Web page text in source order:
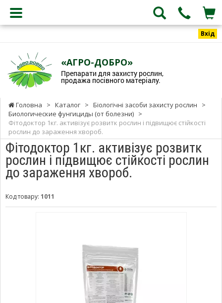
Вхід
«АГРО-ДОБРО»
Препарати для захисту рослин,
продажа посівного матеріалу.
Головна > Каталог > Біологічні засоби захисту рослин
>
Биологические фунгициды (от болезни) >
Фітодоктор 1кг. активізує розвитк рослин і підвищює стійкості
рослин до зараження хвороб.
Фітодоктор 1кг. активізує розвитк
рослин і підвищює стійкості рослин
до зараження хвороб.
Код товару: 1011